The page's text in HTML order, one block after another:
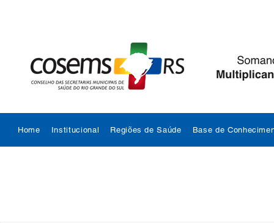
Home Institucional Regiões de Saúde Base de